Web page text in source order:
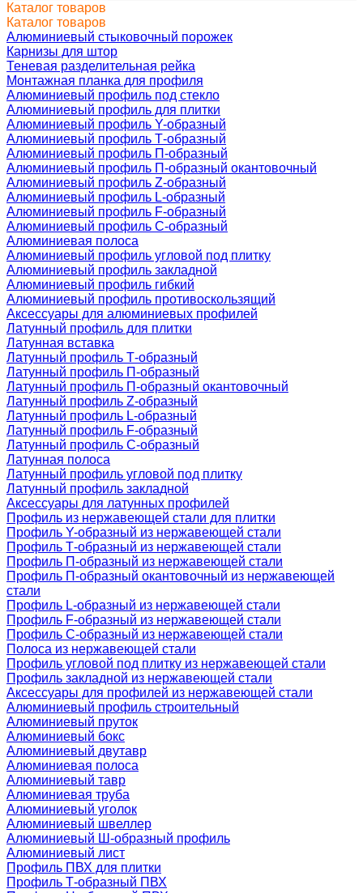
Каталог товаров
Каталог товаров
Алюминиевый стыковочный порожек
Карнизы для штор
Теневая разделительная рейка
Монтажная планка для профиля
Алюминиевый профиль под стекло
Алюминиевый профиль для плитки
Алюминиевый профиль Y-образный
Алюминиевый профиль Т-образный
Алюминиевый профиль П-образный
Алюминиевый профиль П-образный окантовочный
Алюминиевый профиль Z-образный
Алюминиевый профиль L-образный
Алюминиевый профиль F-образный
Алюминиевый профиль C-образный
Алюминиевая полоса
Алюминиевый профиль угловой под плитку
Алюминиевый профиль закладной
Алюминиевый профиль гибкий
Алюминиевый профиль противоскользящий
Аксессуары для алюминиевых профилей
Латунный профиль для плитки
Латунная вставка
Латунный профиль Т-образный
Латунный профиль П-образный
Латунный профиль П-образный окантовочный
Латунный профиль Z-образный
Латунный профиль L-образный
Латунный профиль F-образный
Латунный профиль C-образный
Латунная полоса
Латунный профиль угловой под плитку
Латунный профиль закладной
Аксессуары для латунных профилей
Профиль из нержавеющей стали для плитки
Профиль Y-образный из нержавеющей стали
Профиль Т-образный из нержавеющей стали
Профиль П-образный из нержавеющей стали
Профиль П-образный окантовочный из нержавеющей
стали
Профиль L-образный из нержавеющей стали
Профиль F-образный из нержавеющей стали
Профиль C-образный из нержавеющей стали
Полоса из нержавеющей стали
Профиль угловой под плитку из нержавеющей стали
Профиль закладной из нержавеющей стали
Аксессуары для профилей из нержавеющей стали
Алюминиевый профиль строительный
Алюминиевый пруток
Алюминиевый бокс
Алюминиевый двутавр
Алюминиевая полоса
Алюминиевый тавр
Алюминиевая труба
Алюминиевый уголок
Алюминиевый швеллер
Алюминиевый Ш-образный профиль
Алюминиевый лист
Профиль ПВХ для плитки
Профиль Т-образный ПВХ